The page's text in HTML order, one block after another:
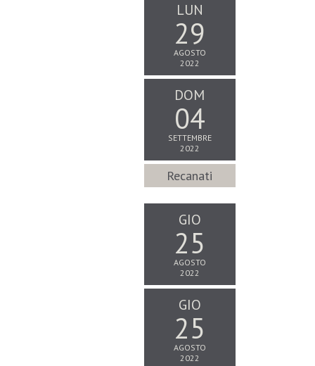
LUN
29
AGOSTO
2022
DOM
04
SETTEMBRE
2022
Recanati
GIO
25
AGOSTO
2022
GIO
25
AGOSTO
2022